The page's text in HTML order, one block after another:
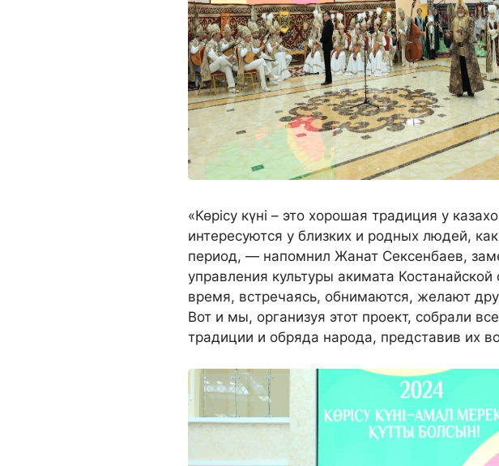
«Көрісу күні – это хорошая традиция у
интересуются у близких и родных людей,
период, — напомнил Жанат Сексенбаев,
управления культуры акимата Костанайской
время, встречаясь, обнимаются, желают
Вот и мы, организуя этот проект, собрали
традиции и обряда народа, представив их